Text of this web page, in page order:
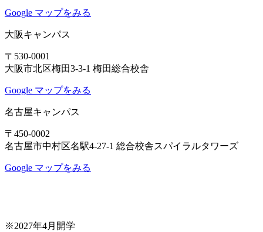
Google マップをみる
大阪キャンパス
〒530-0001
大阪市北区梅田3-3-1 梅田総合校舎
Google マップをみる
名古屋キャンパス
〒450-0002
名古屋市中村区名駅4-27-1 総合校舎スパイラルタワーズ
Google マップをみる
※2027年4月開学